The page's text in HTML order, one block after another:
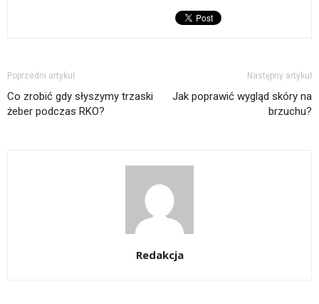
Poprzedni artykuł
Co zrobić gdy słyszymy trzaski
żeber podczas RKO?
Następny artykuł
Jak poprawić wygląd skóry na
brzuchu?
Redakcja